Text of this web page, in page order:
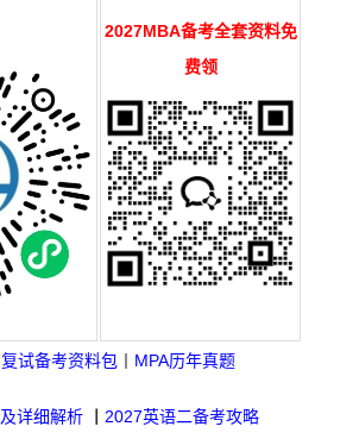
2027MBA备考全套资料免
费领
复试备考资料包 MPA历年真题
详细解析 丨2027英语二备考攻略